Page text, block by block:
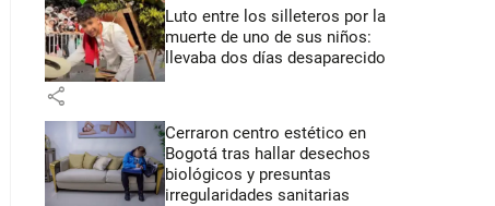
Luto entre los silleteros por la
muerte de uno de sus niños:
llevaba dos días desaparecido
share
Cerraron centro estético en
Bogotá tras hallar desechos
biológicos y presuntas
irregularidades sanitarias